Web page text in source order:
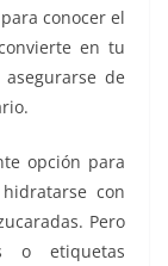
conocer el
en tu
de
opción para
con
Pero
o etiquetas